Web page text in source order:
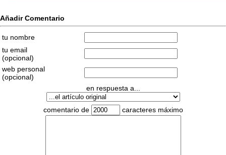
Añadir Comentario
tu nombre
tu email
(opcional)
web personal
(opcional)
en respuesta a...
comentario de caracteres máximo